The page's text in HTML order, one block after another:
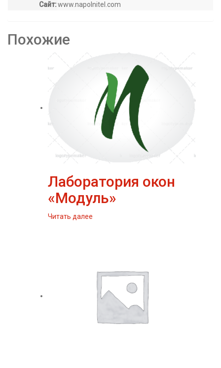
Сайт:www.napolnitel.com
Похожие
Лаборатория окон
«Модуль»
Читать далее